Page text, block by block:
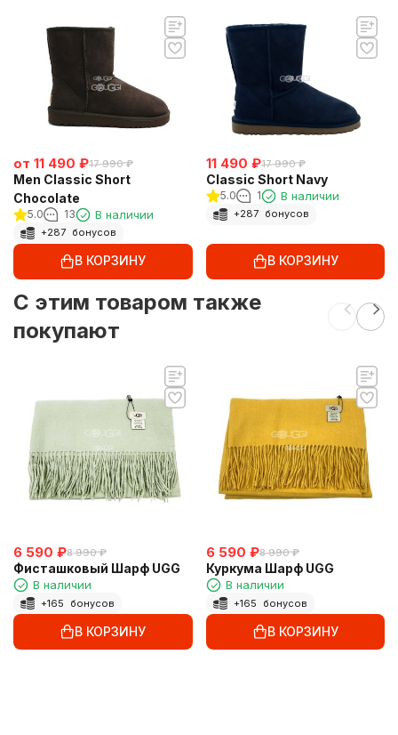
от 11 490 ₽17 990 ₽
Men Classic Short
Chocolate
5.0 13 В наличии
+287 бонусов
В КОРЗИНУ
11 490 ₽17 990 ₽
Classic Short Navy
5.0 1 В наличии
+287 бонусов
В КОРЗИНУ
C этим товаром также
покупают
6 590 ₽8 990 ₽
Фисташковый Шарф UGG
В наличии
+165 бонусов
В КОРЗИНУ
6 590 ₽8 990 ₽
Куркума Шарф UGG
В наличии
+165 бонусов
В КОРЗИНУ